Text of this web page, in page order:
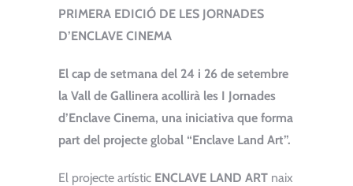
PRIMERA EDICIÓ DE LES JORNADES
D’ENCLAVE CINEMA
El cap de setmana del 24 i 26 de setembre
la Vall de Gallinera acollirà les I Jornades
d’Enclave Cinema, una iniciativa que forma
part del projecte global “Enclave Land Art”.
El projecte artístic ENCLAVE LAND ART naix